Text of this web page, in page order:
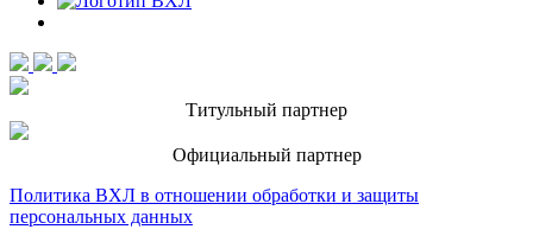
Титульный партнер
Официальный партнер
Политика ВХЛ в отношении обработки и защиты
персональных данных